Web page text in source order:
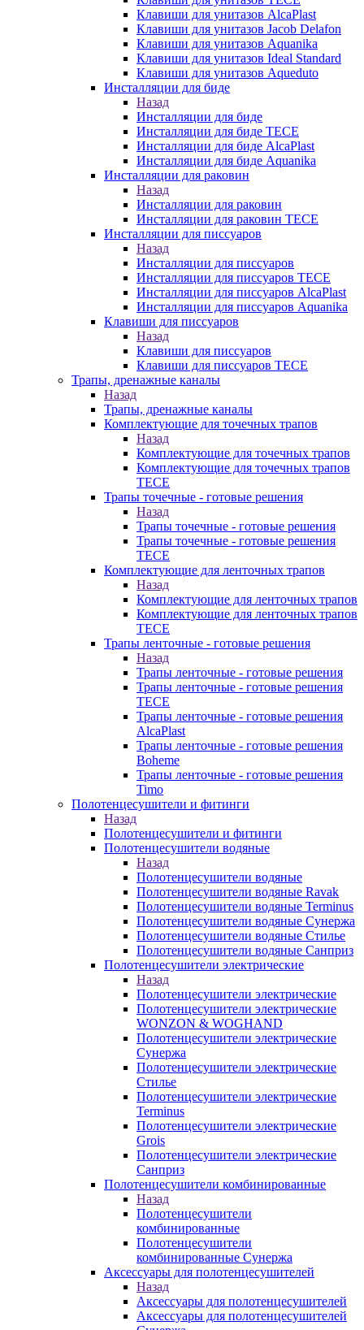
Клавиши для унитазов AlcaPlast
Клавиши для унитазов Jacob Delafon
Клавиши для унитазов Aquanika
Клавиши для унитазов Ideal Standard
Клавиши для унитазов Aqueduto
Инсталляции для биде
Назад
Инсталляции для биде
Инсталляции для биде TECE
Инсталляции для биде AlcaPlast
Инсталляции для биде Aquanika
Инсталляции для раковин
Назад
Инсталляции для раковин
Инсталляции для раковин TECE
Инсталляции для писсуаров
Назад
Инсталляции для писсуаров
Инсталляции для писсуаров TECE
Инсталляции для писсуаров AlcaPlast
Инсталляции для писсуаров Aquanika
Клавиши для писсуаров
Назад
Клавиши для писсуаров
Клавиши для писсуаров TECE
Трапы, дренажные каналы
Назад
Трапы, дренажные каналы
Комплектующие для точечных трапов
Назад
Комплектующие для точечных трапов
Комплектующие для точечных трапов
TECE
Трапы точечные - готовые решения
Назад
Трапы точечные - готовые решения
Трапы точечные - готовые решения
TECE
Комплектующие для ленточных трапов
Назад
Комплектующие для ленточных трапов
Комплектующие для ленточных трапов
TECE
Трапы ленточные - готовые решения
Назад
Трапы ленточные - готовые решения
Трапы ленточные - готовые решения
TECE
Трапы ленточные - готовые решения
AlcaPlast
Трапы ленточные - готовые решения
Boheme
Трапы ленточные - готовые решения
Timo
Полотенцесушители и фитинги
Назад
Полотенцесушители и фитинги
Полотенцесушители водяные
Назад
Полотенцесушители водяные
Полотенцесушители водяные Ravak
Полотенцесушители водяные Terminus
Полотенцесушители водяные Сунержа
Полотенцесушители водяные Стилье
Полотенцесушители водяные Санприз
Полотенцесушители электрические
Назад
Полотенцесушители электрические
Полотенцесушители электрические
WONZON & WOGHAND
Полотенцесушители электрические
Сунержа
Полотенцесушители электрические
Стилье
Полотенцесушители электрические
Terminus
Полотенцесушители электрические
Grois
Полотенцесушители электрические
Санприз
Полотенцесушители комбинированные
Назад
Полотенцесушители
комбинированные
Полотенцесушители
комбинированные Сунержа
Аксессуары для полотенцесушителей
Назад
Аксессуары для полотенцесушителей
Аксессуары для полотенцесушителей